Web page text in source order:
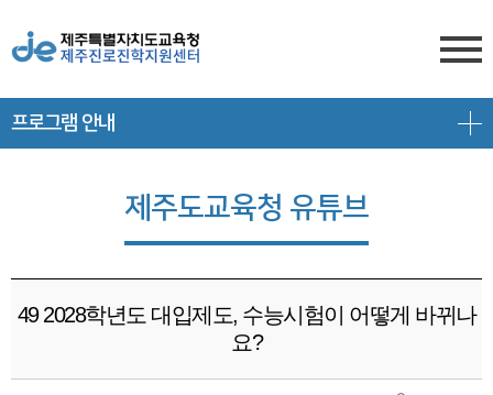
센터소개
찾아오시는 길
대학 정보
전형 정보
상담신청
프로그램 안내
제주도교육청 유튜브
고교-대학 연계 프로그램
공지/대입정보
공지사항
회원서비스
프로그램 안내
제주도교육청 유튜브
49 2028학년도 대입제도, 수능시험이 어떻게 바뀌나
요?